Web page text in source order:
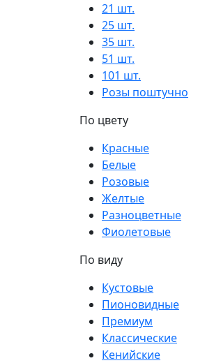
21 шт.
25 шт.
35 шт.
51 шт.
101 шт.
Розы поштучно
По цвету
Красные
Белые
Розовые
Желтые
Разноцветные
Фиолетовые
По виду
Кустовые
Пионовидные
Премиум
Классические
Кенийские